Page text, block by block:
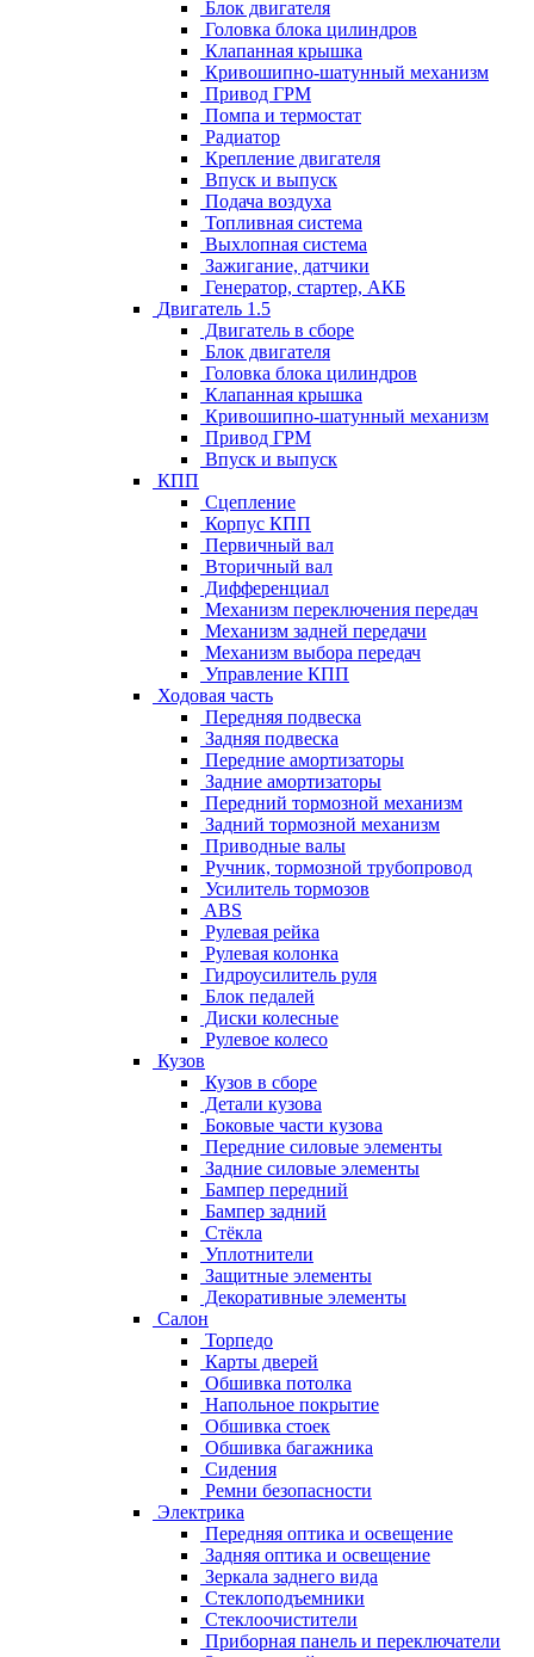
Блок двигателя
Головка блока цилиндров
Клапанная крышка
Кривошипно-шатунный механизм
Привод ГРМ
Помпа и термостат
Радиатор
Крепление двигателя
Впуск и выпуск
Подача воздуха
Топливная система
Выхлопная система
Зажигание, датчики
Генератор, стартер, АКБ
Двигатель 1.5
Двигатель в сборе
Блок двигателя
Головка блока цилиндров
Клапанная крышка
Кривошипно-шатунный механизм
Привод ГРМ
Впуск и выпуск
КПП
Сцепление
Корпус КПП
Первичный вал
Вторичный вал
Дифференциал
Механизм переключения передач
Механизм задней передачи
Механизм выбора передач
Управление КПП
Ходовая часть
Передняя подвеска
Задняя подвеска
Передние амортизаторы
Задние амортизаторы
Передний тормозной механизм
Задний тормозной механизм
Приводные валы
Ручник, тормозной трубопровод
Усилитель тормозов
ABS
Рулевая рейка
Рулевая колонка
Гидроусилитель руля
Блок педалей
Диски колесные
Рулевое колесо
Кузов
Кузов в сборе
Детали кузова
Боковые части кузова
Передние силовые элементы
Задние силовые элементы
Бампер передний
Бампер задний
Стёкла
Уплотнители
Защитные элементы
Декоративные элементы
Салон
Торпедо
Карты дверей
Обшивка потолка
Напольное покрытие
Обшивка стоек
Обшивка багажника
Сидения
Ремни безопасности
Электрика
Передняя оптика и освещение
Задняя оптика и освещение
Зеркала заднего вида
Стеклоподъемники
Стеклоочистители
Приборная панель и переключатели